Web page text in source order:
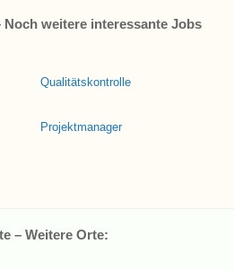
weitere interessante Jobs
Qualitätskontrolle
Projektmanager
– Weitere Orte: